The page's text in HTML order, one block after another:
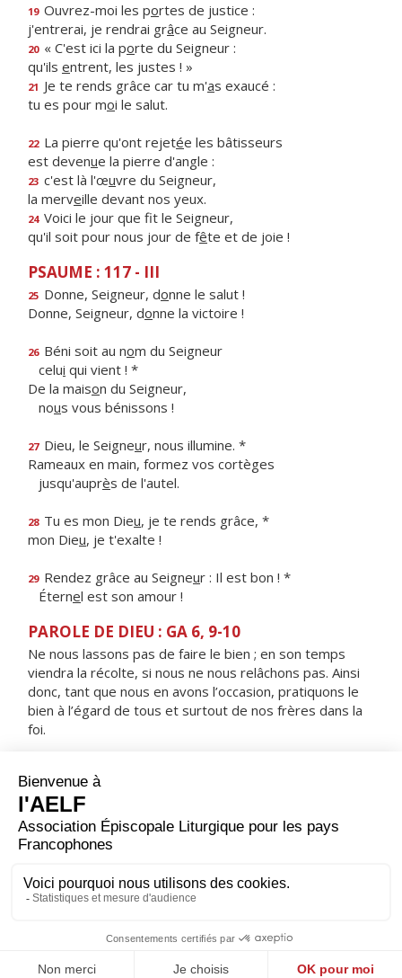
19 Ouvrez-moi les portes de justice :
j'entrerai, je rendrai grâce au Seigneur.
20 « C'est ici la porte du Seigneur :
qu'ils entrent, les justes ! »
21 Je te rends grâce car tu m'as exaucé :
tu es pour moi le salut.
22 La pierre qu'ont rejetée les bâtisseurs
est devenue la pierre d'angle :
23 c'est là l'œuvre du Seigneur,
la merveille devant nos yeux.
24 Voici le jour que ft le Seigneur,
qu'il soit pour nous jour de fête et de joie !
PSAUME : 117 - III
25 Donne, Seigneur, donne le salut !
Donne, Seigneur, donne la victoire !
26 Béni soit au nom du Seigneur
celui qui vient ! *
De la maison du Seigneur,
nous vous bénissons !
27 Dieu, le Seigneur, nous illumine. *
Rameaux en main, formez vos cortèges
jusqu'auprès de l'autel.
28 Tu es mon Dieu, je te rends grâce, *
mon Dieu, je t'exalte !
29 Rendez grâce au Seigneur : Il est bon ! *
Éternel est son amour !
PAROLE DE DIEU : GA 6, 9-10
Ne nous lassons pas de faire le bien ; en son temps
viendra la récolte, si nous ne nous relâchons pas. Ainsi
donc, tant que nous en avons l’occasion, pratiquons le
bien à l’égard de tous et surtout de nos frères dans la
foi.
V/ J'appelle de tout cœur, réponds-moi
je garderai tes commandements.
ORAISON
notre fidélité : car c'est un bonheur durable et profond
de servir constamment le créateur de tout bien.